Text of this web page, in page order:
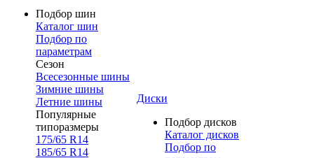
Подбор шин
Каталог шин
Подбор по
параметрам
Сезон
Всесезонные шины
Зимние шины
Летние шины
Популярные
типоразмеры
175/65 R14
185/65 R14
Диски
Подбор дисков
Каталог дисков
Подбор по